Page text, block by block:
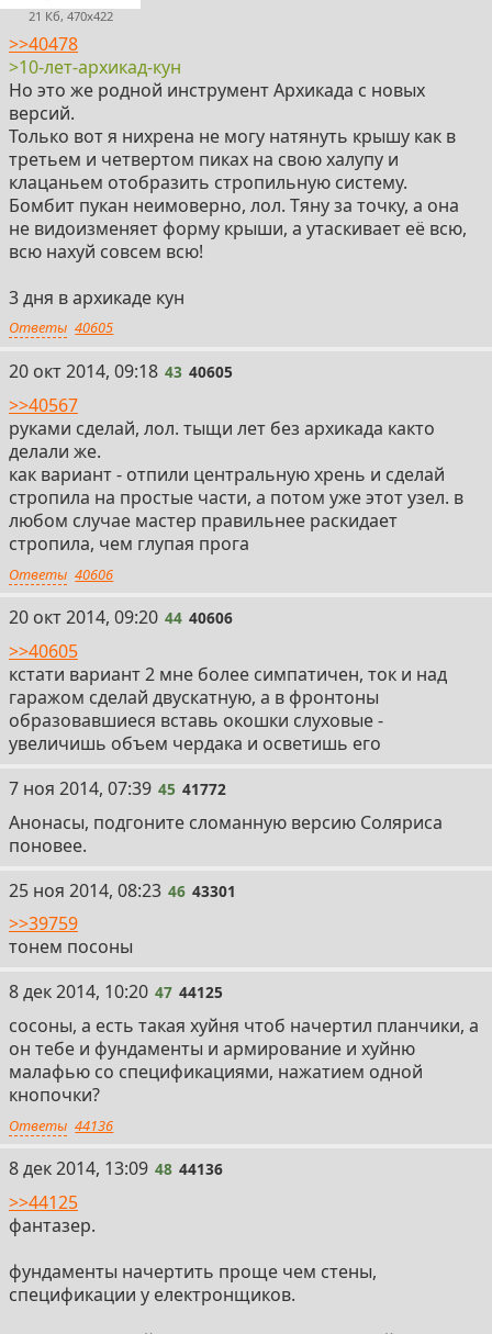
21 Кб, 470x422
>>40478
>10-лет-архикад-кун
Но это же родной инструмент Архикада с новых
версий.
Только вот я нихрена не могу натянуть крышу как в
третьем и четвертом пиках на свою халупу и
клацаньем отобразить стропильную систему.
Бомбит пукан неимоверно, лол. Тяну за точку, а она
не видоизменяет форму крыши, а утаскивает её всю,
всю нахуй совсем всю!
3 дня в архикаде кун
Ответы 40605
43
20 окт 2014, 09:18 43 40605
>>40567
руками сделай, лол. тыщи лет без архикада както
делали же.
как вариант - отпили центральную хрень и сделай
стропила на простые части, а потом уже этот узел. в
любом случае мастер правильнее раскидает
стропила, чем глупая прога
Ответы 40606
44
20 окт 2014, 09:20 44 40606
>>40605
кстати вариант 2 мне более симпатичен, ток и над
гаражом сделай двускатную, а в фронтоны
образовавшиеся вставь окошки слуховые -
увеличишь объем чердака и осветишь его
45
7 ноя 2014, 07:39 45 41772
Анонасы, подгоните сломанную версию Соляриса
поновее.
46
25 ноя 2014, 08:23 46 43301
>>39759
тонем посоны
47
8 дек 2014, 10:20 47 44125
сосоны, а есть такая хуйня чтоб начертил планчики, а
он тебе и фундаменты и армирование и хуйню
малафью со спецификациями, нажатием одной
кнопочки?
Ответы 44136
48
8 дек 2014, 13:09 48 44136
>>44125
фантазер.
фундаменты начертить проще чем стены,
спецификации у електронщиков.